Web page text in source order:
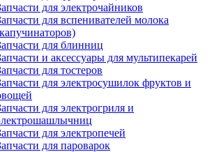
для электрочайников
для вспенивателей молока
для блинниц
и аксессуары для мультипекарей
для тостеров
для электросушилок фруктов и
для электрогриля и
для электропечей
для пароварок